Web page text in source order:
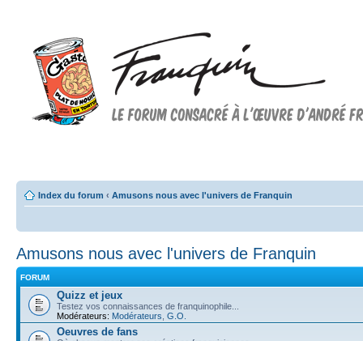
Index du forum ‹ Amusons nous avec l'univers de Franquin
Amusons nous avec l'univers de Franquin
FORUM
Quizz et jeux
Testez vos connaissances de franquinophile...
Modérateurs: Modérateurs G.O.
Oeuvres de fans